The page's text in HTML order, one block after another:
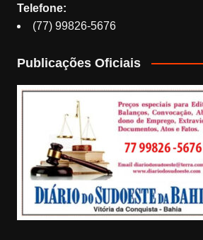
Telefone:
(77) 99826-5676
Publicações Oficiais